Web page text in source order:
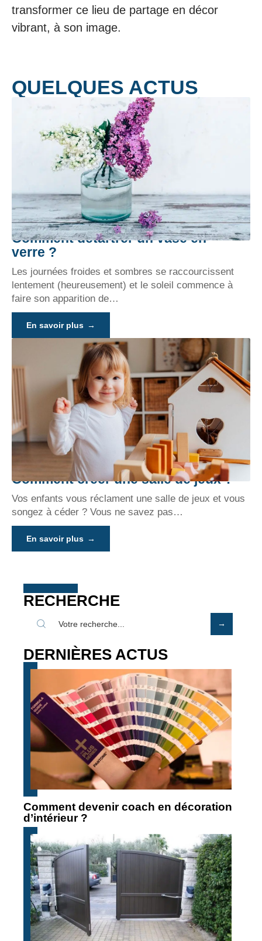
transformer ce lieu de partage en décor
vibrant, à son image.
QUELQUES ACTUS
Comment détartrer un vase en
verre ?
Les journées froides et sombres se raccourcissent
lentement (heureusement) et le soleil commence à
faire son apparition de…
En savoir plus
Comment créer une salle de jeux ?
Vos enfants vous réclament une salle de jeux et vous
songez à céder ? Vous ne savez pas…
En savoir plus
RECHERCHE
DERNIÈRES ACTUS
Comment devenir coach en décoration
d’intérieur ?